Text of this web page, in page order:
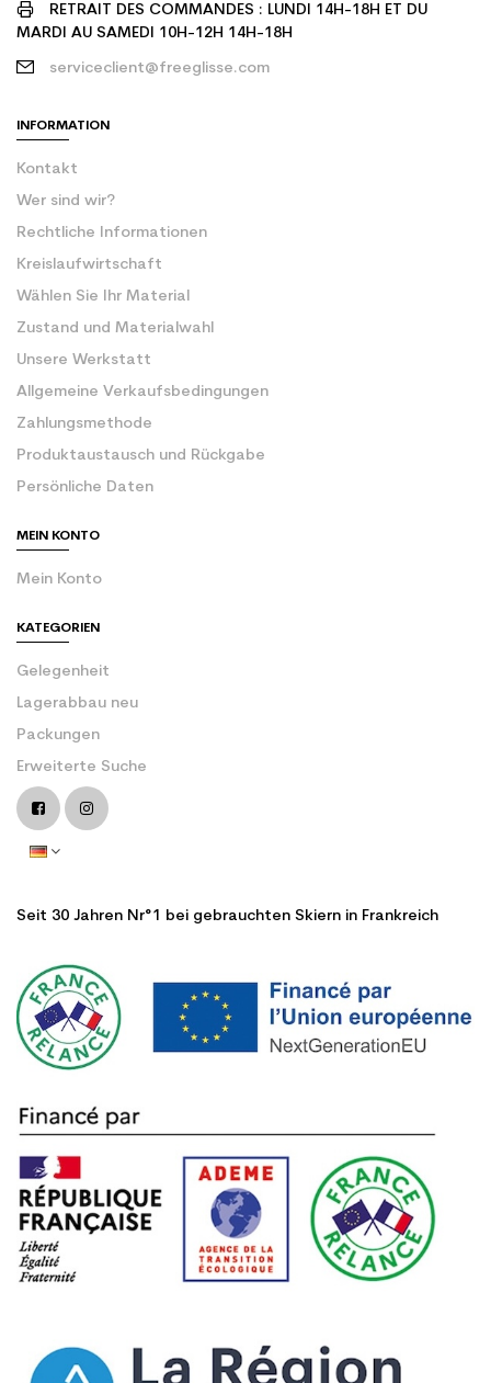
RETRAIT DES COMMANDES : LUNDI 14H-18H ET DU
MARDI AU SAMEDI 10H-12H 14H-18H
serviceclient@freeglisse.com
INFORMATION
Kontakt
Wer sind wir?
Rechtliche Informationen
Kreislaufwirtschaft
Wählen Sie Ihr Material
Zustand und Materialwahl
Unsere Werkstatt
Allgemeine Verkaufsbedingungen
Zahlungsmethode
Produktaustausch und Rückgabe
Persönliche Daten
MEIN KONTO
Mein Konto
KATEGORIEN
Gelegenheit
Lagerabbau neu
Packungen
Erweiterte Suche
Seit 30 Jahren Nr°1 bei gebrauchten Skiern in Frankreich